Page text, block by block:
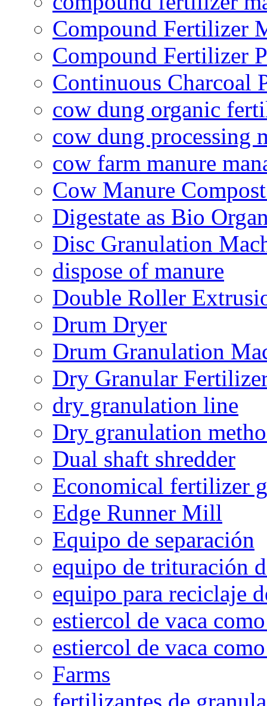
Compound Fertilizer
Compound Fertilizer
Continuous Charcoal
cow dung organic
cow dung processing
cow farm manure
Cow Manure
Digestate as Bio
Disc Granulation
dispose of manure
Double Roller
Drum Dryer
Drum Granulation
Dry Granular
dry granulation line
Dry granulation
Dual shaft shredder
Economical fertilizer
Edge Runner Mill
Equipo de separación
equipo de trituración
equipo para reciclaje
estiercol de vaca
estiercol de vaca
Farms
fertilizantes de